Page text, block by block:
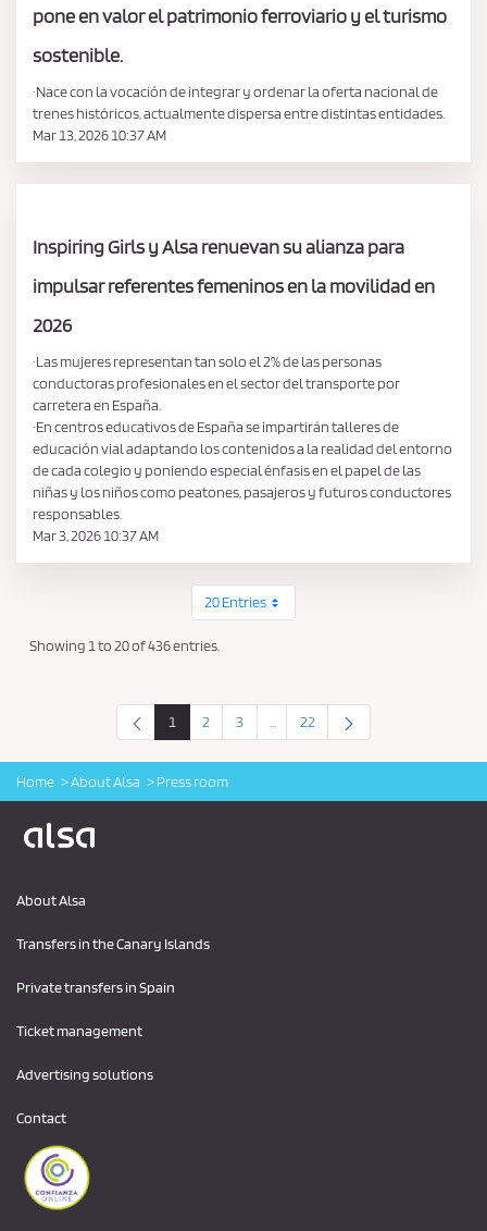
pone en valor el patrimonio ferroviario y el turismo
sostenible.
·Nace con la vocación de integrar y ordenar la oferta nacional de
trenes históricos, actualmente dispersa entre distintas entidades.
Mar 13, 2026 10:37 AM
Inspiring Girls y Alsa renuevan su alianza para
impulsar referentes femeninos en la movilidad en
2026
·Las mujeres representan tan solo el 2% de las personas
conductoras profesionales en el sector del transporte por
carretera en España.
·En centros educativos de España se impartirán talleres de
educación vial adaptando los contenidos a la realidad del entorno
de cada colegio y poniendo especial énfasis en el papel de las
niñas y los niños como peatones, pasajeros y futuros conductores
responsables.
Mar 3, 2026 10:37 AM
20 EntriesPer Page
Showing 1 to 20 of 436 entries.
Page
1 Page
2 Page
3 Intermediate Pages Use TAB to
Page
22
Home About Alsa Press room
About Alsa
Transfers in the Canary Islands
Private transfers in Spain
Ticket management
Advertising solutions
Contact
Logo Alsa